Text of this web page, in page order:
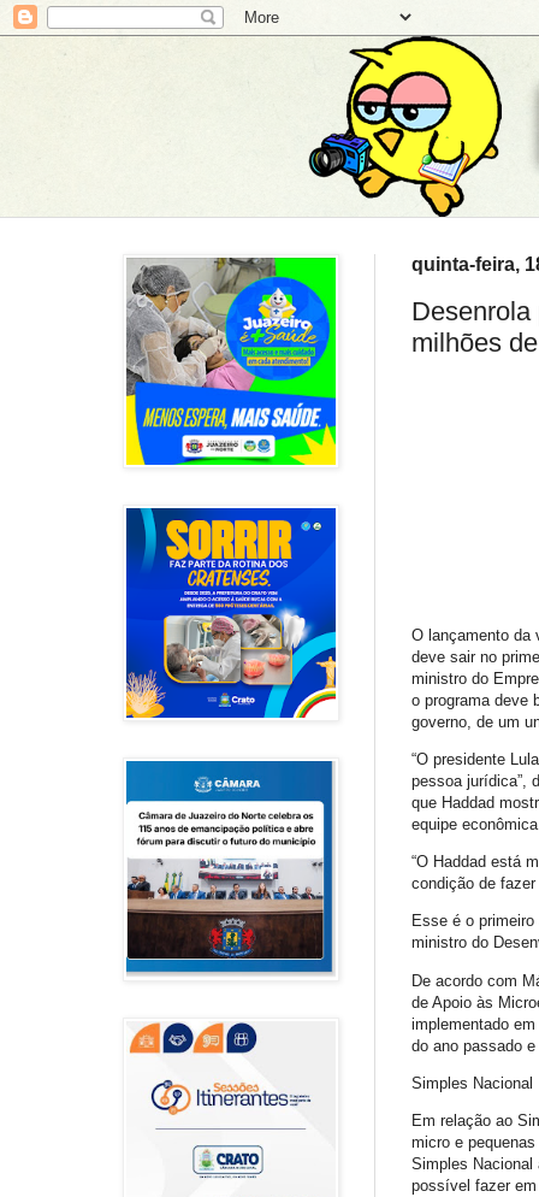
quinta-feira,
milhões
O lançamento da
deve sair no
ministro do
o programa deve
governo, de um
“O presidente
pessoa jurídica”,
que Haddad
equipe
“O Haddad está
condição de
Esse é o
ministro do
De acordo com
de Apoio às
implementado
do ano passado
Simples Nacional
Em relação ao
micro e
Simples Nacional
possível fazer em